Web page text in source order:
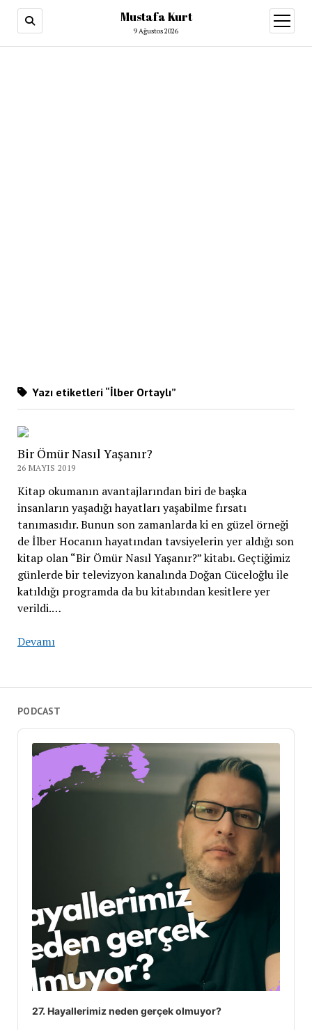
Mustafa Kurt
9 Ağustos 2026
Yazı etiketleri “İlber Ortaylı”
Bir Ömür Nasıl Yaşanır?
26 MAYIS 2019
Kitap okumanın avantajlarından biri de başka
insanların yaşadığı hayatları yaşabilme fırsatı
tanımasıdır. Bunun son zamanlarda ki en güzel örneği
de İlber Hocanın hayatından tavsiyelerin yer aldığı son
kitap olan “Bir Ömür Nasıl Yaşanır?” kitabı. Geçtiğimiz
günlerde bir televizyon kanalında Doğan Cüceloğlu ile
katıldığı programda da bu kitabından kesitlere yer
verildi.…
Devamı
PODCAST
Audio
Player
27. Hayallerimiz neden gerçek olmuyor?